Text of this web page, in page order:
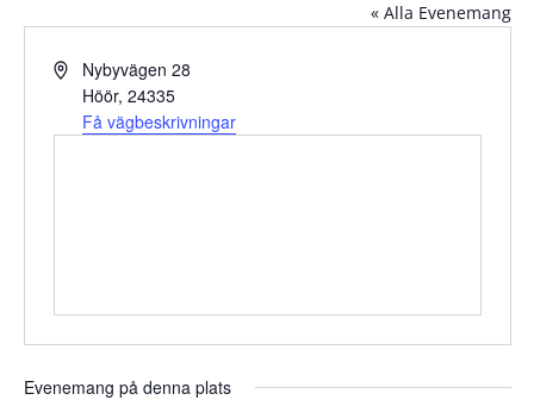
« Alla Evenemang
AdressNybyvägen 28
Höör, 24335
Få vägbeskrivningar
Evenemang på denna plats